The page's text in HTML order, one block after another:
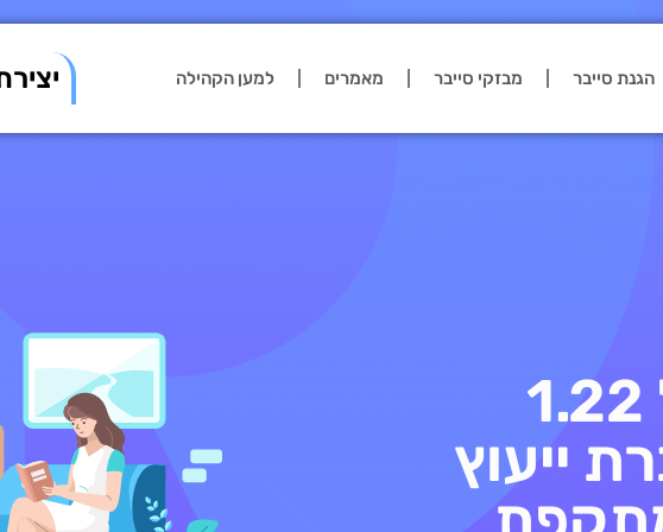
הגנת סייבר מבזקי סייבר מאמרים למען הקהילה
דרישת כופר של 1.22
ייעוץ